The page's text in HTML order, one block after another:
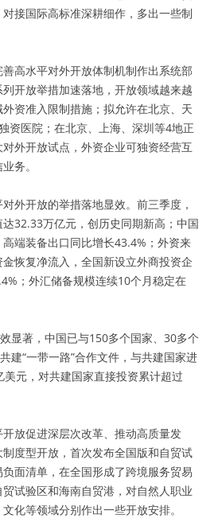
接国际高标准深耕细作，多出一些制
高水平对外开放体制机制作出系统部
开放举措加速落地，开放领域越来越
资准入限制措施；拟允许在北京、天
资医院；在北京、上海、深圳等4地正
外开放试点，外资企业可独资经营互
务。
外开放的举措落地显效。前三季度，
32.33万亿元，创历史同期新高；中国
端装备出口同比增长43.4%；外资来
恢复净流入，全国新设立外商投资企
；外汇储备规模连续10个月稳定在
显著，中国已与150多个国家、30多个
建“一带一路”合作文件，与共建国家进
元，对共建国家直接投资累计超过
放促进深层次改革、推动高质量发
度型开放，首次发布全国版和自贸试
面清单，在全国形成了跨境服务贸易
试验区和海南自贸港，对自然人职业
化等领域分别作出一些开放安排。